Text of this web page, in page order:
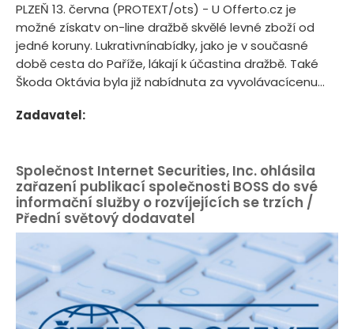
PLZEŇ 13. června (PROTEXT/ots) - U Offerto.cz je
možné získatv on-line dražbě skvělé levné zboží od
jedné koruny. Lukrativnínabídky, jako je v současné
době cesta do Paříže, lákají k účastina dražbě. Také
Škoda Oktávia byla již nabídnuta za vyvolávacícenu...
Zadavatel:
Společnost Internet Securities, Inc. ohlásila
zařazení publikací společnosti BOSS do své
informační služby o rozvíjejících se trzích /
Přední světový dodavatel